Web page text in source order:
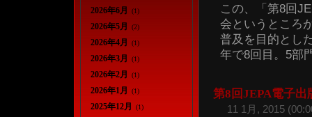
この、「第8回
会というところ
普及を目的とし
年で8回目。5部
第8回JEPA電子出
11 1月, 2015
2026年6月 (1)
2026年5月 (2)
2026年4月 (1)
2026年3月 (1)
2026年2月 (1)
2026年1月 (1)
2025年12月 (1)